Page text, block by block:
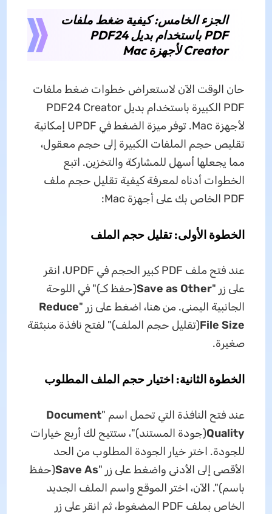
الجزء الخامس: كيفية ضغط ملفات
PDF باستخدام بديل PDF24
Creator لأجهزة Mac
حان الوقت الآن لاستعراض خطوات ضغط ملفات
PDF الكبيرة باستخدام بديل PDF24 Creator
لأجهزة Mac. توفر ميزة الضغط في UPDF إمكانية
تقليص حجم الملفات الكبيرة إلى حجم معقول،
مما يجعلها أسهل للمشاركة والتخزين. اتبع
الخطوات أدناه لمعرفة كيفية تقليل حجم ملف
PDF الخاص بك على أجهزة Mac:
الخطوة الأولى: تقليل حجم الملف
عند فتح ملف PDF كبير الحجم في UPDF، انقر
على زر "Save as Other(حفظ كـ)" في اللوحة
الجانبية اليمنى. من هنا، اضغط على زر "Reduce
File Size(تقليل حجم الملف)" لفتح نافذة منبثقة
صغيرة.
الخطوة الثانية: اختيار حجم الملف المطلوب
عند فتح النافذة التي تحمل اسم "Document
Quality(جودة المستند)"، ستتيح لك أربع خيارات
للجودة. اختر خيار الجودة المطلوب من الحد
الأقصى إلى الأدنى واضغط على زر "Save As(حفظ
باسم)". الآن، اختر الموقع واسم الملف الجديد
الخاص بملف PDF المضغوط، ثم انقر على زر